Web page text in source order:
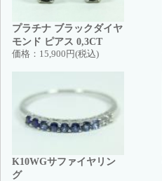
プラチナ ブラックダイヤ
モンド ピアス 0,3CT
価格： 15,900円(税込)
K10WGサファイヤリン
グ